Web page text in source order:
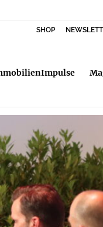
SHOP